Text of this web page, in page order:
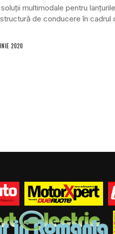
soluții multimodale pentru
de conducere în cadrul
2020